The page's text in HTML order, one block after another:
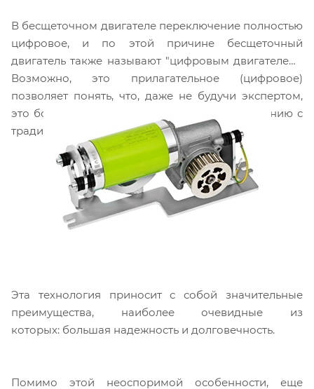
В бесщеточном двигателе переключение полностью
цифровое, и по этой причине бесщеточный
двигатель также называют "цифровым двигателем".
Возможно, это прилагательное (цифровое)
позволяет понять, что, даже не будучи экспертом,
это большой технологический шаг по сравнению с
традиционными двигателями.
Эта технология приносит с собой значительные
преимущества, наиболее очевидные из
которых: большая надежность и долговечность.
Помимо этой неоспоримой особенности, еще